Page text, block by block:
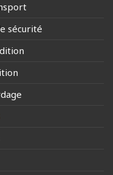
sécurité